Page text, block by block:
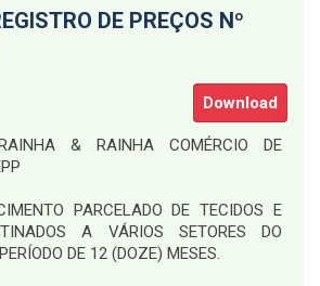
DE PREÇOS Nº
Download
RAINHA & RAINHA COMÉRCIO DE
PARCELADO DE TECIDOS E
A VÁRIOS SETORES DO
DE 12 (DOZE) MESES.